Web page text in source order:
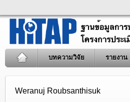
บทความวิจัย รายงาน
Weranuj Roubsanthisuk